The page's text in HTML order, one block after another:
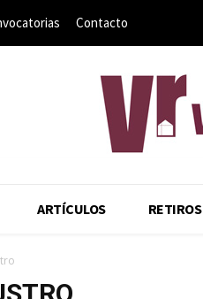
Contacto
ARTÍCULOS RETIROS